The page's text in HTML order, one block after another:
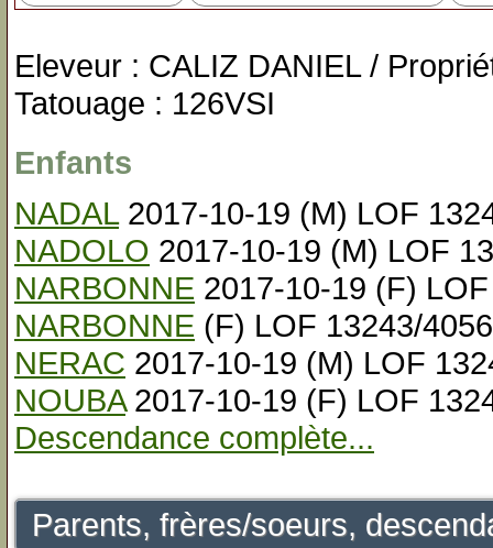
Eleveur : CALIZ DANIEL /
Tatouage : 126VSI
Enfants
NADAL2017-10-19 (M) LOF
NADOLO 2017-10-19 (M) LOF
NARBONNE 2017-10-19 (F)
NARBONNE (F) LOF 13243/4056
NERAC 2017-10-19 (M) LOF
NOUBA2017-10-19 (F) LOF
Descendance complète...
Parents, frères/soeurs,